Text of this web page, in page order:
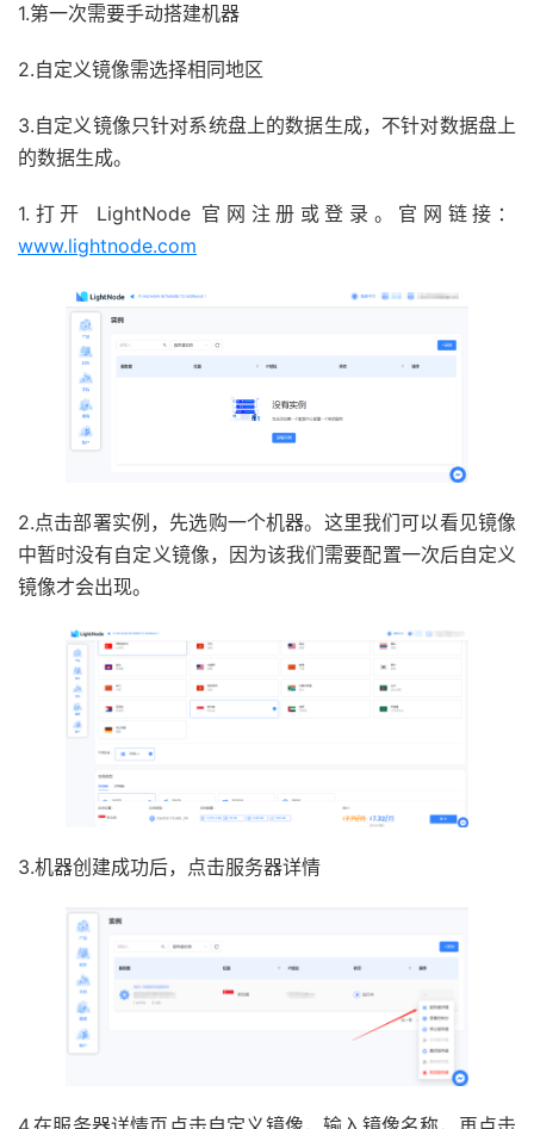
1.第一次需要手动搭建机器
2.自定义镜像需选择相同地区
3.自定义镜像只针对系统盘上的数据生成，不针对数据盘上
的数据生成。
1.打开 LightNode 官网注册或登录。官网链接：
www.lightnode.com
2.点击部署实例，先选购一个机器。这里我们可以看见镜像
中暂时没有自定义镜像，因为该我们需要配置一次后自定义
镜像才会出现。
3.机器创建成功后，点击服务器详情